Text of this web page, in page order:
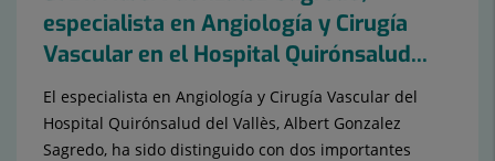
especialista en Angiología y Cirugía
Vascular en el Hospital Quirónsalud...
El especialista en Angiología y Cirugía Vascular del
Hospital Quirónsalud del Vallès, Albert Gonzalez
Sagredo, ha sido distinguido con dos importantes